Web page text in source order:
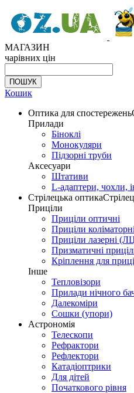
МАГАЗИН
чарівних цін
Кошик
Оптика для спостережень
Прилади
Біноклі
Монокуляри
Підзорні труби
Аксесуари
Штативи
L-адаптери, чохли,
Стрілецька оптика
Приціли
Приціли оптичні
Приціли коліматорні
Приціли лазерні
Призматичні
Кріплення для
Інше
Тепловізори
Прилади нічного
Далекоміри
Сошки (упори)
Астрономія
Телескопи
Рефрактори
Рефлектори
Катадіоптрики
Для дітей
Початкового рівня